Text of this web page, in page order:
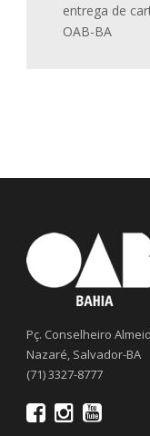
entrega de
OAB-BA
Pç. Conselheiro
Nazaré, Salvador-BA
(71) 3327-8777